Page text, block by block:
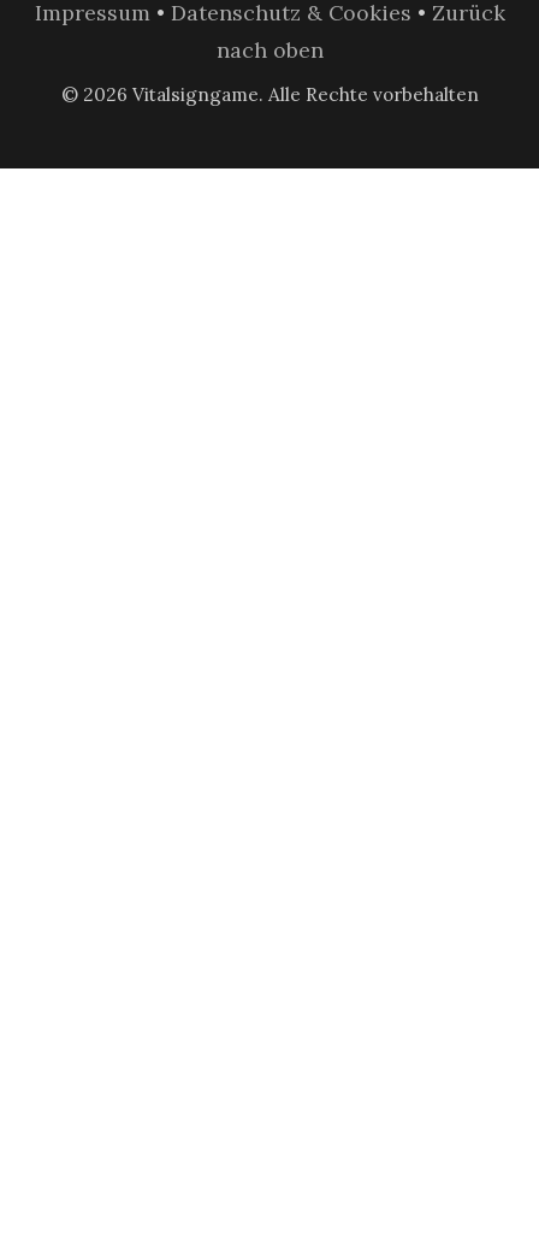
Impressum• Datenschutz & Cookies • Zurück
nach oben
© 2026 Vitalsigngame. Alle Rechte vorbehalten